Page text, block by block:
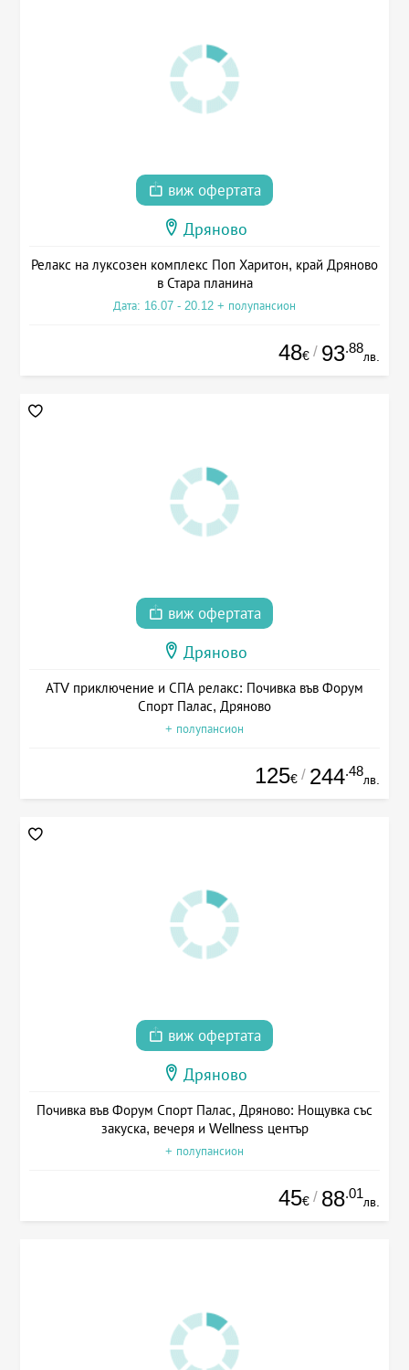
виж офертата
Дряново
Релакс на луксозен комплекс Поп Харитон, край Дряново
в Стара планина
Дата: 16.07 - 20.12 + полупансион
48€ / 93.88
лв.
виж офертата
Дряново
АТV приключение и СПА релакс: Почивка във Форум
Спорт Палас, Дряново
+ полупансион
125€ / 244.48
лв.
виж офертата
Дряново
Почивка във Форум Спорт Палас, Дряново: Нощувка със
закуска, вечеря и Wellness център
+ полупансион
45€ / 88.01
лв.